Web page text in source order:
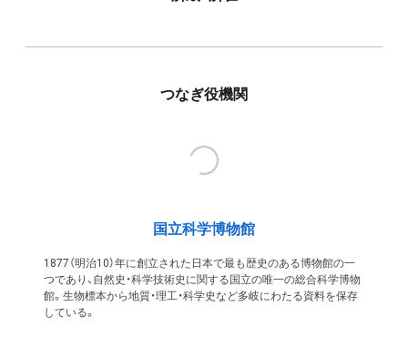
つなぎ役機関
国立科学博物館
1877（明治10）年に創立された日本で最も歴史のある博物館の一
つであり、自然史・科学技術史に関する国立の唯一の総合科学博物
館。生物標本から地質・理工・科学史など多岐にわたる資料を保存
している。